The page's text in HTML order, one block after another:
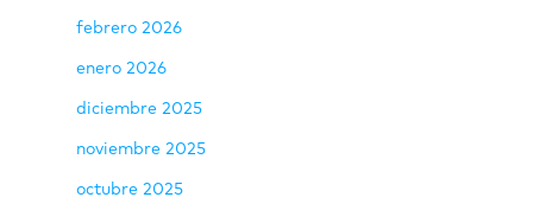
febrero 2026
enero 2026
diciembre 2025
noviembre 2025
octubre 2025